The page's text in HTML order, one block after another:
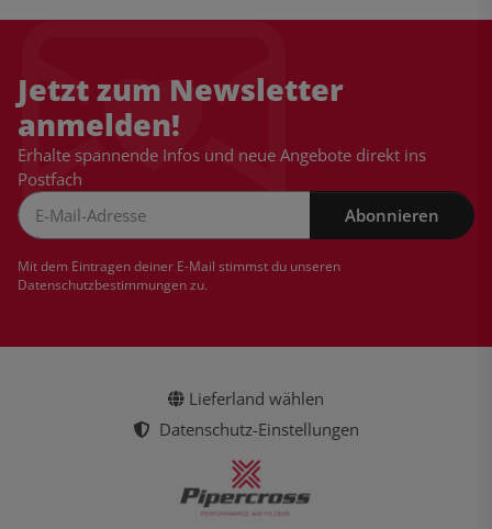
Jetzt zum Newsletter
anmelden!
Erhalte spannende Infos und neue Angebote direkt ins
Postfach
Abonnieren
Mit dem Eintragen deiner E-Mail stimmst du unseren
Datenschutzbestimmungenzu.
Lieferland wählen
Datenschutz-Einstellungen